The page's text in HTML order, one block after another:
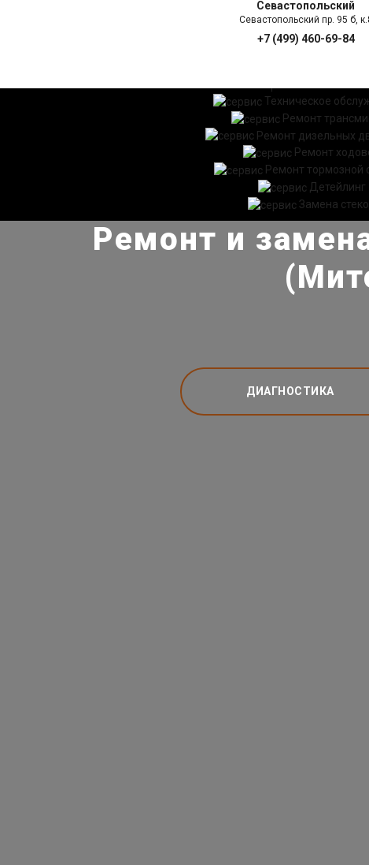
Севастопольский
Севастопольский пр. 95 б,
+7 (499) 460-69-84
Техническое
Ремонт
Ремонт дизельных
Ремонт
Ремонт тормозной
Детейлинг
Замена
Ремонт и
ДИАГНОСТИКА